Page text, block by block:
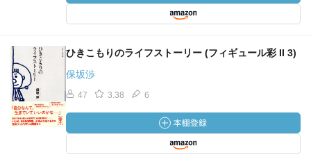
ひきこもりのライフストーリー (フィギュール彩 II 3)
保坂渉
47 3.38 6